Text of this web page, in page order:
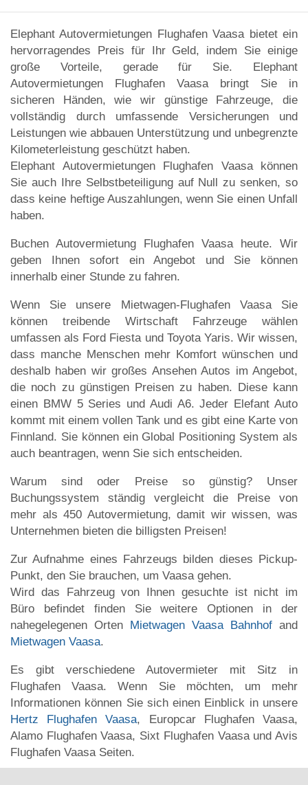
Elephant Autovermietungen Flughafen Vaasa bietet ein
hervorragendes Preis für Ihr Geld, indem Sie einige
große Vorteile, gerade für Sie. Elephant
Autovermietungen Flughafen Vaasa bringt Sie in
sicheren Händen, wie wir günstige Fahrzeuge, die
vollständig durch umfassende Versicherungen und
Leistungen wie abbauen Unterstützung und unbegrenzte
Kilometerleistung geschützt haben.
Elephant Autovermietungen Flughafen Vaasa können
Sie auch Ihre Selbstbeteiligung auf Null zu senken, so
dass keine heftige Auszahlungen, wenn Sie einen Unfall
haben.
Buchen Autovermietung Flughafen Vaasa heute. Wir
geben Ihnen sofort ein Angebot und Sie können
innerhalb einer Stunde zu fahren.
Wenn Sie unsere Mietwagen-Flughafen Vaasa Sie
können treibende Wirtschaft Fahrzeuge wählen
umfassen als Ford Fiesta und Toyota Yaris. Wir wissen,
dass manche Menschen mehr Komfort wünschen und
deshalb haben wir großes Ansehen Autos im Angebot,
die noch zu günstigen Preisen zu haben. Diese kann
einen BMW 5 Series und Audi A6. Jeder Elefant Auto
kommt mit einem vollen Tank und es gibt eine Karte von
Finnland. Sie können ein Global Positioning System als
auch beantragen, wenn Sie sich entscheiden.
Warum sind oder Preise so günstig? Unser
Buchungssystem ständig vergleicht die Preise von
mehr als 450 Autovermietung, damit wir wissen, was
Unternehmen bieten die billigsten Preisen!
Zur Aufnahme eines Fahrzeugs bilden dieses Pickup-
Punkt, den Sie brauchen, um Vaasa gehen.
Wird das Fahrzeug von Ihnen gesuchte ist nicht im
Büro befindet finden Sie weitere Optionen in der
nahegelegenen Orten Mietwagen Vaasa Bahnhof and
Mietwagen Vaasa.
Es gibt verschiedene Autovermieter mit Sitz in
Flughafen Vaasa. Wenn Sie möchten, um mehr
Informationen können Sie sich einen Einblick in unsere
Hertz Flughafen Vaasa, Europcar Flughafen Vaasa,
Alamo Flughafen Vaasa, Sixt Flughafen Vaasa und Avis
Flughafen Vaasa Seiten.